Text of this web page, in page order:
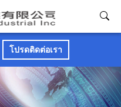
โปรดติดต่อเรา